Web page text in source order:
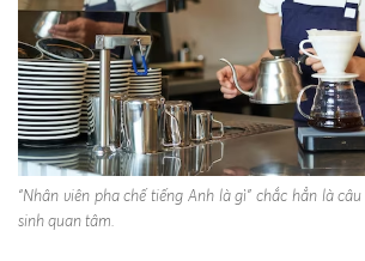
“Nhân viên pha chế tiếng Anh là gì” chắc hẳn là
sinh quan tâm.